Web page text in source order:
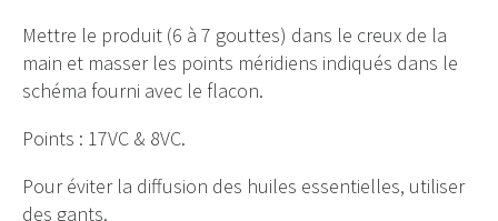
Mettre le produit (6 à 7 gouttes) dans le creux de la
main et masser les points méridiens indiqués dans le
schéma fourni avec le flacon.
Points : 17VC & 8VC.
Pour éviter la diffusion des huiles essentielles, utiliser
des gants.